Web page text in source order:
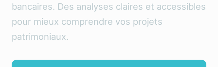
bancaires. Des analyses claires et accessibles
pour mieux comprendre vos projets
patrimoniaux.